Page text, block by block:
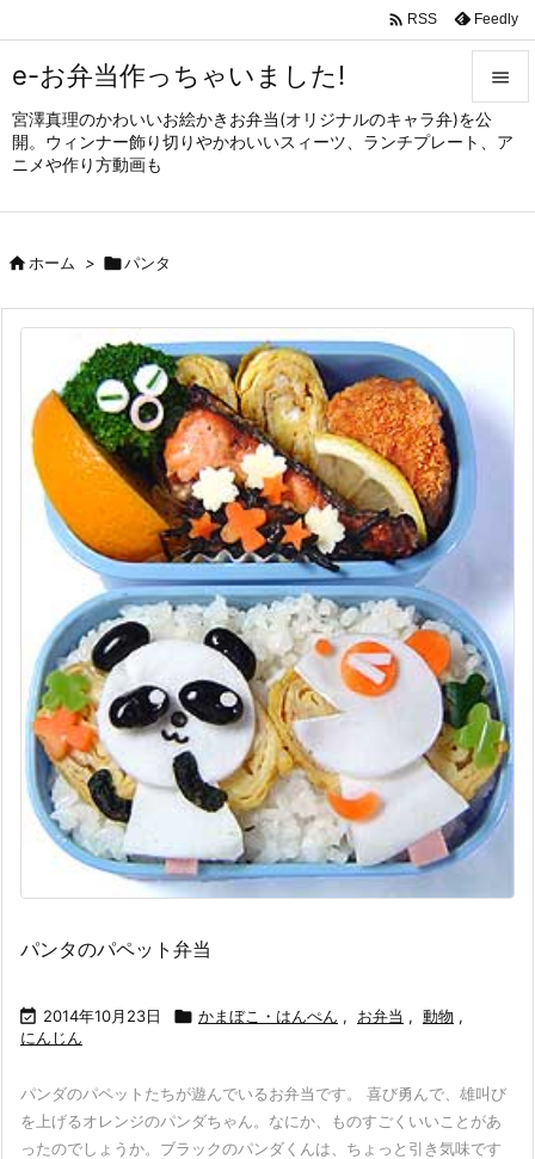
e-お弁当作っちゃいました!
宮澤真理のかわいいお絵かきお弁当(オリジナルのキャラ弁)を公
開。ウィンナー飾り切りやかわいいスィーツ、ランチプレート、ア
ニメや作り方動画も


メニュ
サイド

次へ
 RSS Feedly
ホーム > パンタ
パンタのパペット弁当
 2014年10月23日  かまぼこ・はんぺん , お弁当 , 動物 ,
にんじん
パンダのパペットたちが遊んでいるお弁当です。 喜び勇んで、雄叫び
を上げるオレンジのパンダちゃん。なにか、ものすごくいいことがあ
ったのでしょうか。ブラックのパンダくんは、ちょっと引き気味です